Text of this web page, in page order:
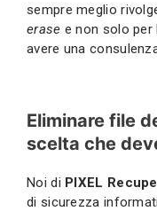
sempre meglio
erase e non solo per
avere una
Eliminare file
scelta che
Noi di PIXEL
di sicurezza